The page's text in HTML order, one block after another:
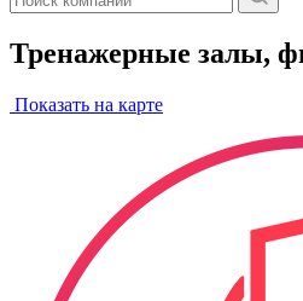
Тренажерные залы,
Показать на карте